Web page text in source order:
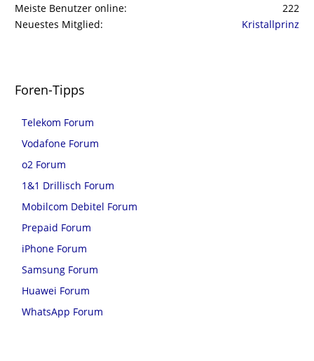
Meiste Benutzer online
222
Neuestes Mitglied
Kristallprinz
Foren-Tipps
Telekom Forum
Vodafone Forum
o2 Forum
1&1 Drillisch Forum
Mobilcom Debitel Forum
Prepaid Forum
iPhone Forum
Samsung Forum
Huawei Forum
WhatsApp Forum